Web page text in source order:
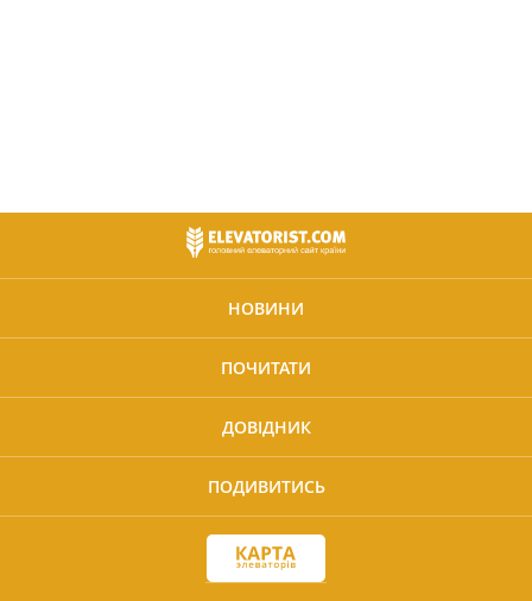
НОВИНИ
ПОЧИТАТИ
ДОВІДНИК
ПОДИВИТИСЬ